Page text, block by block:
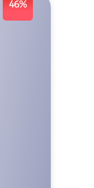
46%